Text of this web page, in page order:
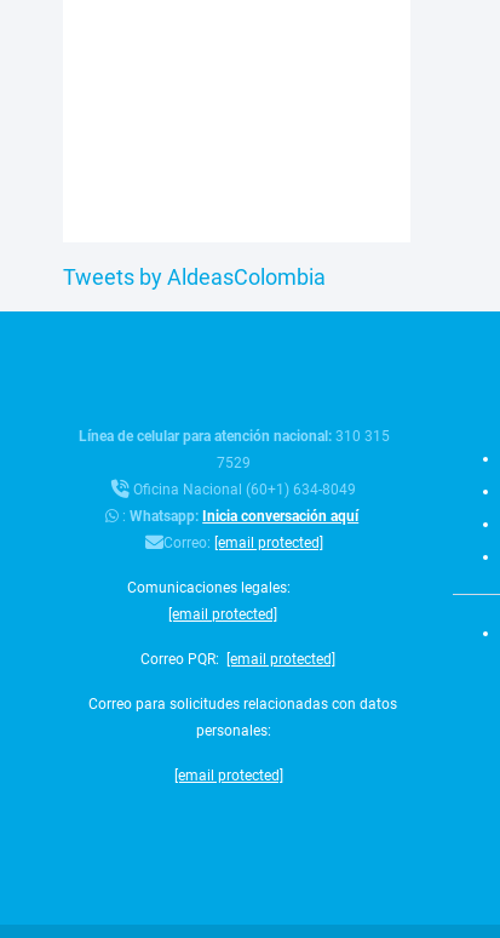
Tweets by AldeasColombia
Línea de celular para atención nacional: 310 315
7529
Oficina Nacional (60+1) 634-8049
:Whatsapp: Inicia conversación aquí
Correo: [email protected]
Comunicaciones legales:
[email protected]
Correo PQR: [email protected]
Correo para solicitudes relacionadas con datos
personales:
[email protected]